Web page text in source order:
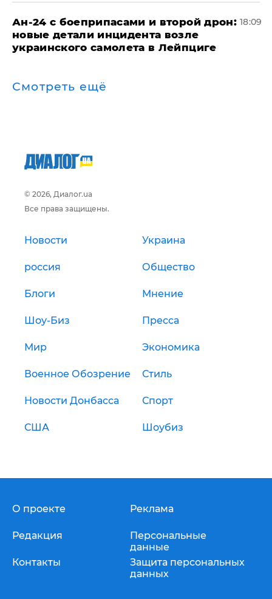
Ан-24 с боеприпасами и второй дрон:
новые детали инцидента возле
украинского самолета в Лейпциге
18:09
Смотреть ещё
© 2026, Диалог.ua
Все права защищены.
Новости Украина
россия Общество
Блоги Мнение
Шоу-Биз Пресса
Мир Экономика
Военное Обозрение Стиль
Новости Донбасса Спорт
США Шоубиз
О проекте
Редакция
Контакты
Реклама
Персональные
данные
Защита персональных
данных